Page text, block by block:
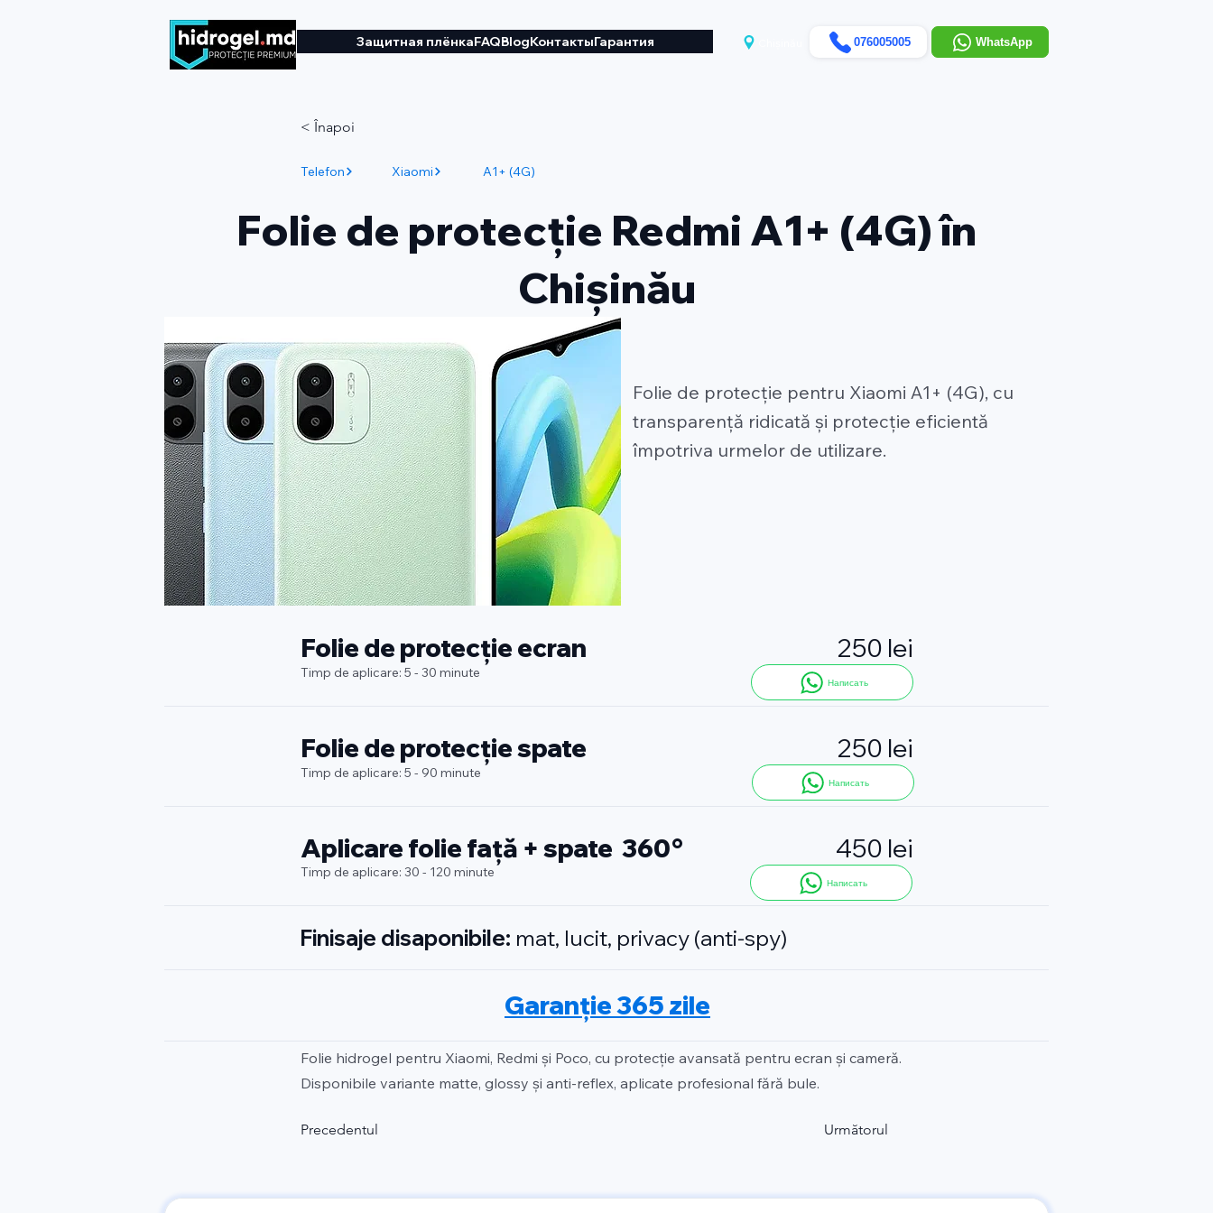
Защитная плёнкаFAQBlogКонтактыГарантия 076005005 WhatsApp
< Înapoi
Telefon Xiaomi A1+ (4G)
Folie de protecție Redmi A1+ (4G) în
Chișinău
Folie de protecție pentru Xiaomi A1+ (4G), cu
transparență ridicată și protecție eficientă
împotriva urmelor de utilizare.
250 lei
Folie de protecție ecran
Timp de aplicare: 5 - 30 minute
Написать
250 lei
Folie de protecție spate
Timp de aplicare: 5 - 90 minute
Написать
Aplicare folie față + spate 360°
Написать
450 lei
Timp de aplicare: 30 - 120 minute
Finisaje disaponibile: mat, lucit, privacy (anti-spy)
Garanție 365 zile
Folie hidrogel pentru Xiaomi, Redmi și Poco, cu protecție avansată pentru ecran și cameră.
Disponibile variante matte, glossy și anti-reflex, aplicate profesional fără bule.
Precedentul Următorul